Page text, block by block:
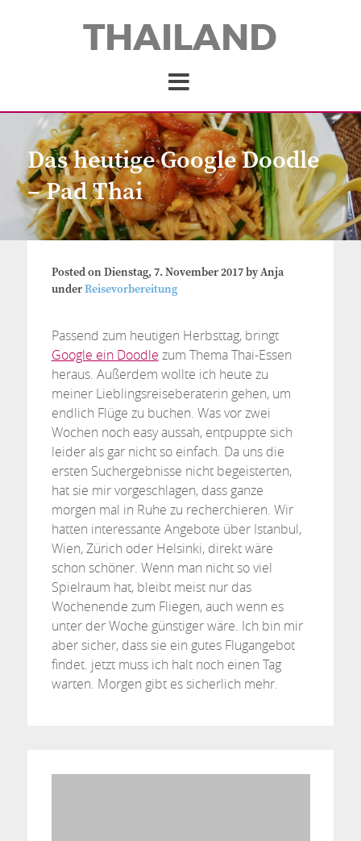
THAILAND
Das heutige Google Doodle
– Pad Thai
Posted on Dienstag, 7. November 2017byAnja
underReisevorbereitung
Passend zum heutigen Herbsttag, bringt
Google ein Doodle zum Thema Thai-Essen
heraus. Außerdem wollte ich heute zu
meiner Lieblingsreiseberaterin gehen, um
endlich Flüge zu buchen. Was vor zwei
Wochen noch easy aussah, entpuppte sich
leider als gar nicht so einfach. Da uns die
ersten Suchergebnisse nicht begeisterten,
hat sie mir vorgeschlagen, dass ganze
morgen mal in Ruhe zu recherchieren. Wir
hatten interessante Angebote über Istanbul,
Wien, Zürich oder Helsinki, direkt wäre
schon schöner. Wenn man nicht so viel
Spielraum hat, bleibt meist nur das
Wochenende zum Fliegen, auch wenn es
unter der Woche günstiger wäre. Ich bin mir
aber sicher, dass sie ein gutes Flugangebot
findet. jetzt muss ich halt noch einen Tag
warten. Morgen gibt es sicherlich mehr.